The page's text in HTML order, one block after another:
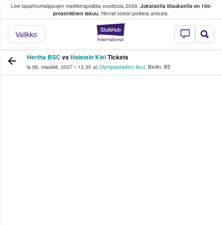
Live-tapahtumalippujen markkinapaikka vuodesta 2009. Jokaisella tilauksella on 100-
prosenttinen takuu. Hinnat voivat poiketa arvosta.
StubHub -
Valikko
fanit ostavat ja myyvät lippuja
Hertha BSC vsHolstein KielTickets
la 06. maalisk. 2027 • 13.30 at Olympiastadion liput, Berlin, BE